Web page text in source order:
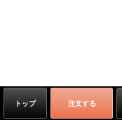
トップ 注文する